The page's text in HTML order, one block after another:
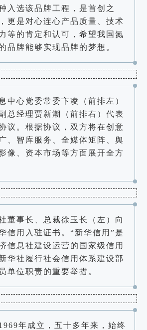
入选该品牌工程，是首创之
更是对心连心产品质量、技术
等的肯定和认可，希望我国氮
品牌能够实现品牌的梦想。
中心党委常委卞凌（前排左）
总经理贾新潮（前排右）代表
议。根据协议，双方将在创意
、智库服务、全媒体矩阵、舆
像、资本市场等方面展开全方
董事长、总裁徐玉长（左）向
信用入驻证书。“新华信用”是
信息社建设运营的国家级信用
华社履行社会信用体系建设部
单位职责的重要举措。
年成立，五十多年来，始终